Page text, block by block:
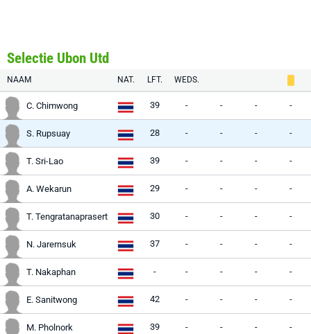
Selectie Ubon Utd
NAAM NAT. LFT. WEDS.
C. Chimwong 39 - - - -
S. Rupsuay 28 - - - -
T. Sri-Lao 39 - - - -
A. Wekarun 29 - - - -
T. Tengratanaprasert 30 - - - -
N. Jarernsuk 37 - - - -
T. Nakaphan - - - - -
E. Sanitwong 42 - - - -
M. Pholnork 39 - - - -